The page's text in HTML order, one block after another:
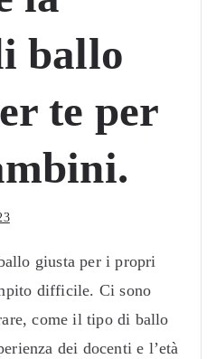
ballo
te per
giusta per i propri
difficile. Ci sono
come il tipo di ballo
dei docenti e l’età